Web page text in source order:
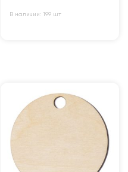
В наличии: 199 шт